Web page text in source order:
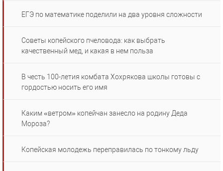
ЕГЭ по математике поделили на два уровня сложности
Советы копейского пчеловода: как выбрать
качественный мед, и какая в нем польза
В честь 100-летия комбата Хохрякова школы готовы с
гордостью носить его имя
Каким «ветром» копейчан занесло на родину Деда
Мороза?
Копейская молодежь переправилась по тонкому льду